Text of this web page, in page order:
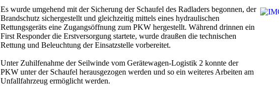
Es wurde umgehend mit der Sicherung der Schaufel des Radladers begonnen, der
Brandschutz sichergestellt und gleichzeitig mittels eines hydraulischen
Rettungsgeräts eine Zugangsöffnung zum PKW hergestellt. Während drinnen ein
First Responder die Erstversorgung startete, wurde draußen die technischen
Rettung und Beleuchtung der Einsatzstelle vorbereitet.
Unter Zuhilfenahme der Seilwinde vom Gerätewagen-Logistik 2 konnte der
PKW unter der Schaufel herausgezogen werden und so ein weiteres Arbeiten am
Unfallfahrzeug ermöglicht werden.